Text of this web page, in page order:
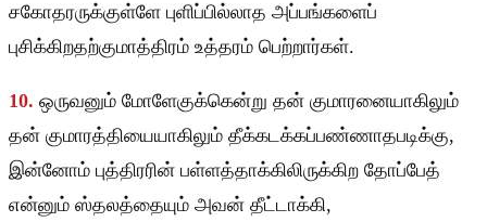
சகோதரருக்குள்ளே புளிப்பில்லாத அப்பங்களைப்
புசிக்கிறதற்குமாத்திரம் உத்தரம் பெற்றார்கள்.
10. ஒருவனும் மோளேகுக்கென்று தன் குமாரனையாகிலும்
தன் குமாரத்தியையாகிலும் தீக்கடக்கப்பண்ணாதபடிக்கு,
இன்னோம் புத்திரரின் பள்ளத்தாக்கிலிருக்கிற தோப்பேத்
என்னும் ஸ்தலத்தையும் அவன் தீட்டாக்கி,